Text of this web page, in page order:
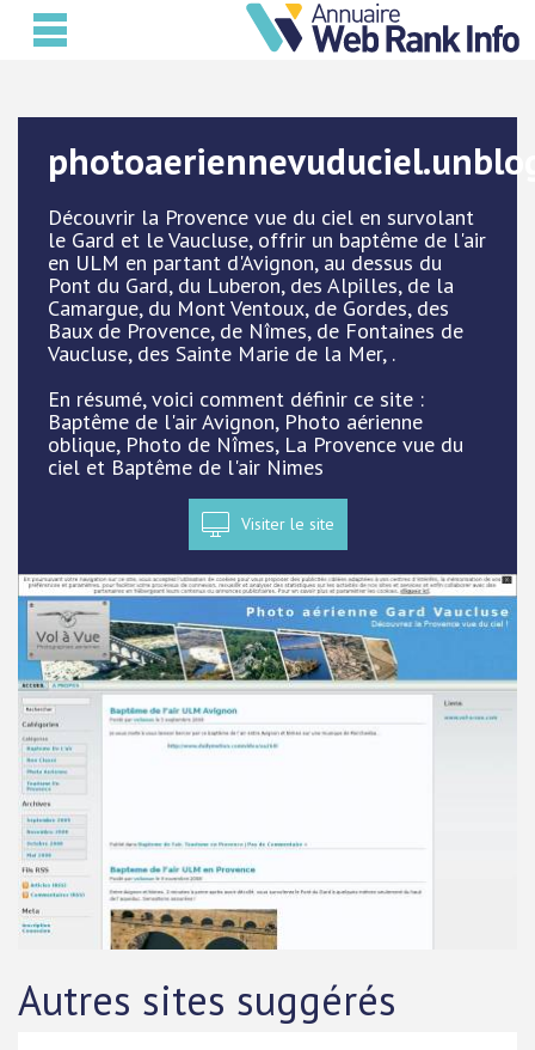
Découvrir la Provence vue du ciel en survolant
le Gard et le Vaucluse, offrir un baptême de l'air
en ULM en partant d'Avignon, au dessus du
Pont du Gard, du Luberon, des Alpilles, de la
Camargue, du Mont Ventoux, de Gordes, des
Baux de Provence, de Nîmes, de Fontaines de
Vaucluse, des Sainte Marie de la Mer, .
En résumé, voici comment définir ce site :
Baptême de l'air Avignon, Photo aérienne
oblique, Photo de Nîmes, La Provence vue du
ciel et Baptême de l'air Nimes
Visiter le site
Autres sites suggérés